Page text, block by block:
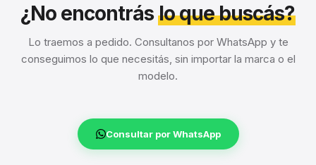
¿No encontráslo que buscás?
Lo traemos a pedido. Consultanos por WhatsApp y te
conseguimos lo que necesitás, sin importar la marca o el
modelo.
Consultar por WhatsApp